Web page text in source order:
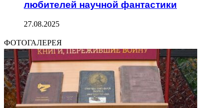
любителей научной фантастики
27.08.2025
ФОТОГАЛЕРЕЯ